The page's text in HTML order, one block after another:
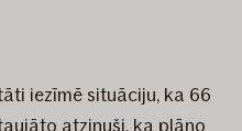
iezīmē situāciju, ka 66
atzinuši, ka plāno